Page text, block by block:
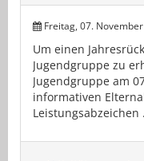
Freitag, 07.
Um einen
Jugendgruppe zu
Jugendgruppe am
informativen
Leistungsabzeichen